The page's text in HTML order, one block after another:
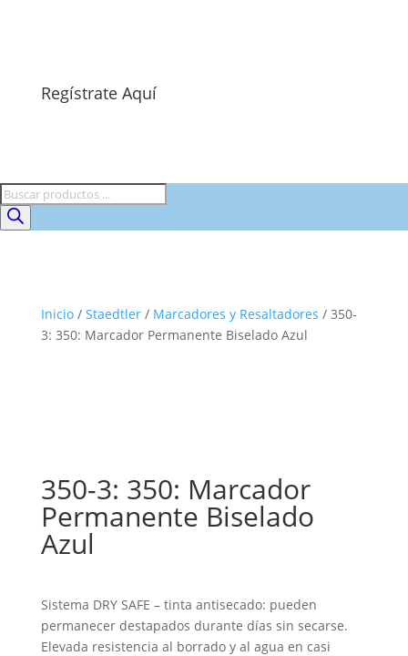
Regístrate Aquí
Búsqueda
de
productos
Inicio/ Staedtler/ Marcadores y Resaltadores / 350-
3: 350: Marcador Permanente Biselado Azul
350-3: 350: Marcador
Permanente Biselado
Azul
Sistema DRY SAFE – tinta antisecado: pueden
permanecer destapados durante días sin secarse.
Elevada resistencia al borrado y al agua en casi